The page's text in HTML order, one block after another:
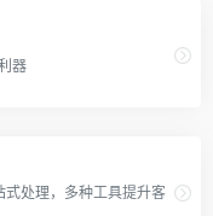
器
处理，多种工具提升客